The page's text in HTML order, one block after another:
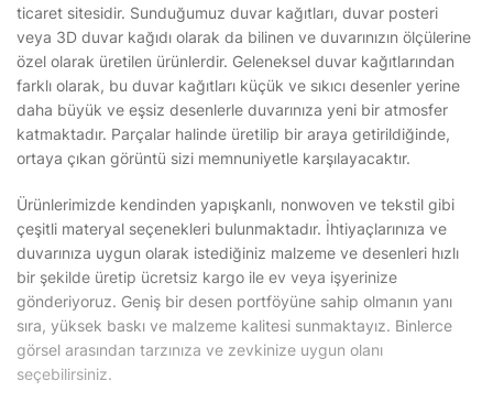
ticaret sitesidir. Sunduğumuz duvar kağıtları, duvar posteri
veya 3D duvar kağıdı olarak da bilinen ve duvarınızın ölçülerine
özel olarak üretilen ürünlerdir. Geleneksel duvar kağıtlarından
farklı olarak, bu duvar kağıtları küçük ve sıkıcı desenler yerine
daha büyük ve eşsiz desenlerle duvarınıza yeni bir atmosfer
katmaktadır. Parçalar halinde üretilip bir araya getirildiğinde,
ortaya çıkan görüntü sizi memnuniyetle karşılayacaktır.
Ürünlerimizde kendinden yapışkanlı, nonwoven ve tekstil gibi
çeşitli materyal seçenekleri bulunmaktadır. İhtiyaçlarınıza ve
duvarınıza uygun olarak istediğiniz malzeme ve desenleri hızlı
bir şekilde üretip ücretsiz kargo ile ev veya işyerinize
gönderiyoruz. Geniş bir desen portföyüne sahip olmanın yanı
sıra, yüksek baskı ve malzeme kalitesi sunmaktayız. Binlerce
görsel arasından tarzınıza ve zevkinize uygun olanı
seçebilirsiniz.